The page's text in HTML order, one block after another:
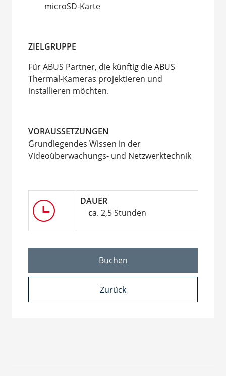
microSD-Karte
ZIELGRUPPE
Für ABUS Partner, die künftig die ABUS
Thermal-Kameras projektieren und
installieren möchten.
VORAUSSETZUNGEN
Grundlegendes Wissen in der
Videoüberwachungs- und Netzwerktechnik
DAUER
ca. 2,5 Stunden
Zurück
Buchen